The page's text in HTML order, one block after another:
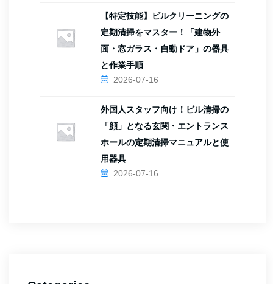
【特定技能】ビルクリーニングの
定期清掃をマスター！「建物外
面・窓ガラス・自動ドア」の器具
と作業手順
2026-07-16
外国人スタッフ向け！ビル清掃の
「顔」となる玄関・エントランス
ホールの定期清掃マニュアルと使
用器具
2026-07-16